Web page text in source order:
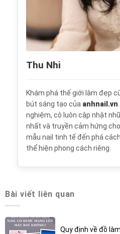
Thu Nhi
Khám phá thế giới làm đẹp
bút sáng tạo của anhnail.vn
nghiệm, cô luôn cập nhật
nhất và truyền cảm hứng
mẫu nail tinh tế đến phá
thể hiện phong cách riêng.
Bài viết liên quan
Quy định về đồ